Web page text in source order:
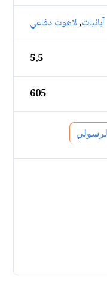
آبائيات,لاهوت دفاعي
5.5
605